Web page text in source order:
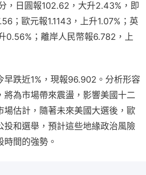
，日圓報102.62，大升2.43%，即
；歐元報1.1143，上升1.07%；英
0.56%；離岸人民幣報6.782，上
早跌近1%，現報96.902。分析形容
將為市場帶來震盪，影響美國十二
場估計，隨著未來美國大選後，歐
投和選舉，預計這些地緣政治風險
時間的強勢。